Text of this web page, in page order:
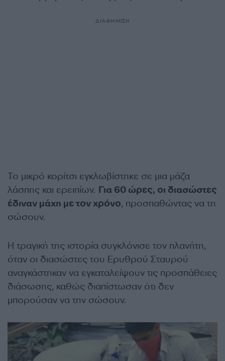
ΔΙΑΦΗΜΙΣΗ
Το μικρό κορίτσι εγκλωβίστηκε σε μια μάζα
λάσπης και ερειπίων. Για 60 ώρες, οι διασώστες
έδιναν μάχη με τον χρόνο, προσπαθώντας να τη
σώσουν.
Η τραγική της ιστορία συγκλόνισε τον πλανήτη,
όταν οι διασώστες του Ερυθρού Σταυρού
αναγκάστηκαν να εγκαταλείψουν τις προσπάθειες
διάσωσης, καθώς διαπίστωσαν ότι δεν
μπορούσαν να την σώσουν.